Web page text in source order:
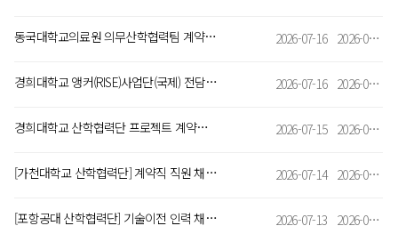
동국대학교의료원 의무산학협력팀 계약직원(기술사업화 분야) 채용 공고 2026-07-16 2026-07-22
경희대학교 앵커(RISE)사업단(국제) 전담인력 프로젝트 계약직 채용 공고 2026-07-16 2026-07-21
경희대학교 산학협력단 프로젝트 계약직(변리사) 채용 공고 2026-07-15 2026-08-04
[가천대학교 산학협력단] 계약직 직원 채용 공고 2026-07-14 2026-07-16
[포항공대 산학협력단] 기술이전 인력 채용 공고 (8월16일까지) 2026-07-13 2026-08-16